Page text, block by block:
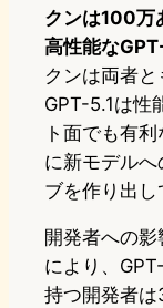
クンは100万
高性能な
クンは両者と
GPT-5.1は性
ト面でも有
に新モデル
ブを作り出し
開発者への
により、
持つ開発者